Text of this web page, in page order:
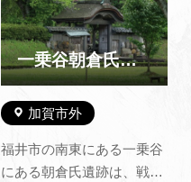
に、伝統を生かした技法で
丹念に創りあげておりま
す。 素材から水に至まで
妥…
一乗谷朝倉氏遺跡
加賀市外
福井市の南東にある一乗谷
にある朝倉氏遺跡は、戦国